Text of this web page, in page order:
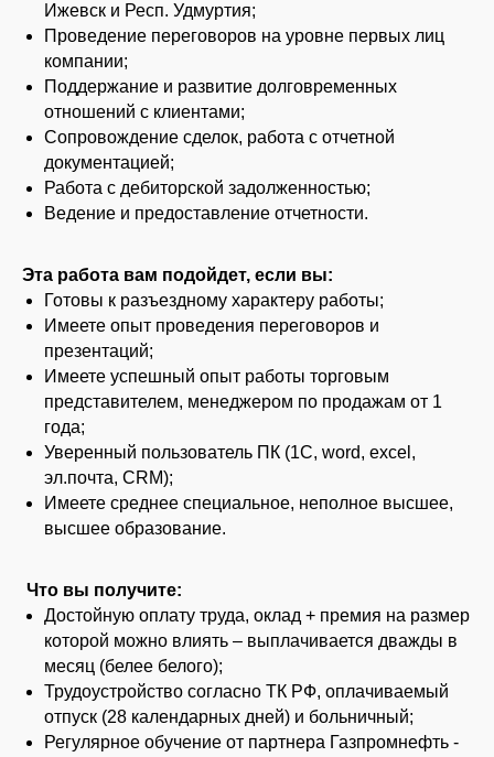
Ижевск и Респ. Удмуртия;
Проведение переговоров на уровне первых лиц
компании;
Поддержание и развитие долговременных
отношений с клиентами;
Сопровождение сделок, работа с отчетной
документацией;
Работа с дебиторской задолженностью;
Ведение и предоставление отчетности.
Эта работа вам подойдет, если вы:
Готовы к разъездному характеру работы;
Имеете опыт проведения переговоров и
презентаций;
Имеете успешный опыт работы торговым
представителем, менеджером по продажам от 1
года;
Уверенный пользователь ПК (1С, word, exсel,
эл.почта, CRM);
Имеете среднее специальное, неполное высшее,
высшее образование.
Что вы получите:
Достойную оплату труда, оклад + премия на размер
которой можно влиять – выплачивается дважды в
месяц (белее белого);
Трудоустройство согласно ТК РФ, оплачиваемый
отпуск (28 календарных дней) и больничный;
Регулярное обучение от партнера Газпромнефть -